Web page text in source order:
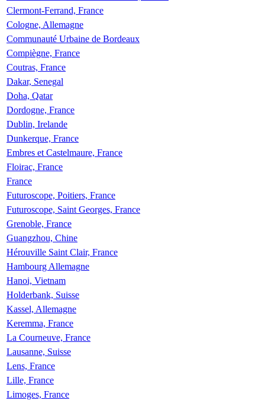
Clermont-Ferrand, France
Cologne, Allemagne
Communauté Urbaine de Bordeaux
Compiègne, France
Coutras, France
Dakar, Senegal
Doha, Qatar
Dordogne, France
Dublin, Irelande
Dunkerque, France
Embres et Castelmaure, France
Floirac, France
France
Futuroscope, Poitiers, France
Futuroscope, Saint Georges, France
Grenoble, France
Guangzhou, Chine
Hérouville Saint Clair, France
Hambourg Allemagne
Hanoi, Vietnam
Holderbank, Suisse
Kassel, Allemagne
Keremma, France
La Courneuve, France
Lausanne, Suisse
Lens, France
Lille, France
Limoges, France